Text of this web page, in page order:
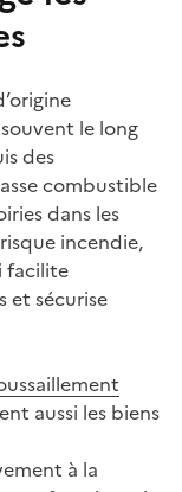
le long
des
combustible
dans les
incendie,
facilite
et sécurise
aussi les biens
à la